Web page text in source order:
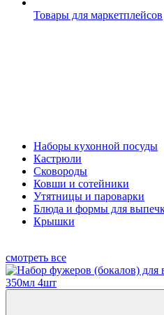
Товары для маркетплейсов
Наборы кухонной посуды
Кастрюли
Сковороды
Ковши и сотейники
Утятницы и пароварки
Блюда и формы для
Крышки
смотреть все